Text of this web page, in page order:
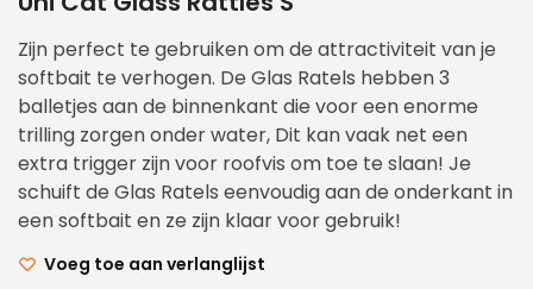
Zijn perfect te gebruiken om de attractiviteit van je
softbait te verhogen. De Glas Ratels hebben 3
balletjes aan de binnenkant die voor een enorme
trilling zorgen onder water, Dit kan vaak net een
extra trigger zijn voor roofvis om toe te slaan! Je
schuift de Glas Ratels eenvoudig aan de onderkant in
een softbait en ze zijn klaar voor gebruik!
Voeg toe aan verlanglijst